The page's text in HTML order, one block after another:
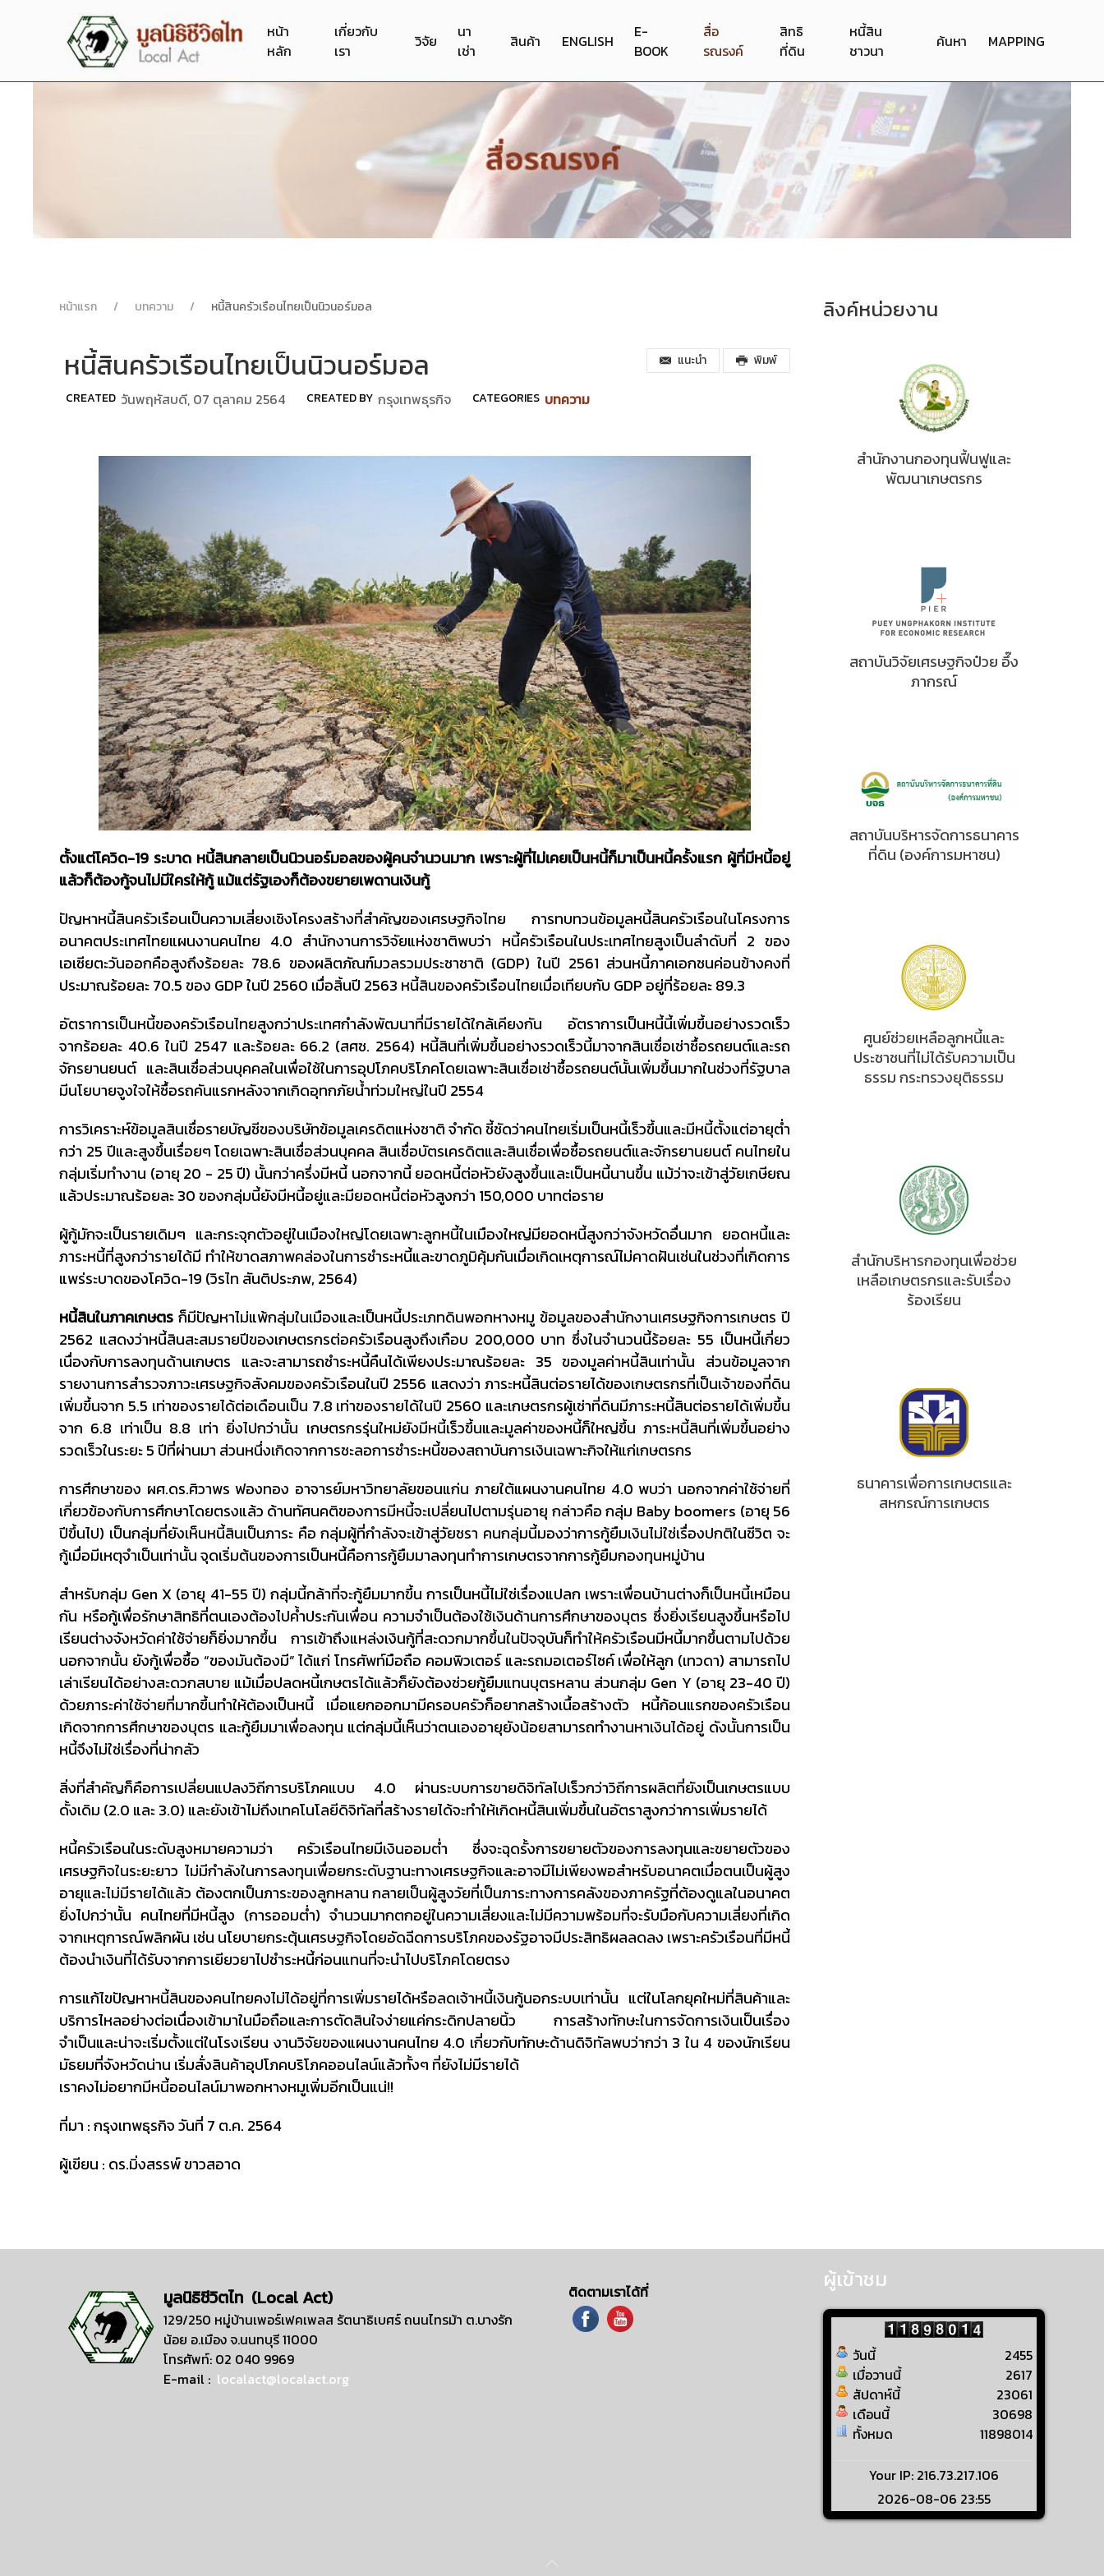
หน้า
หลัก
เกี่ยวกับ
เรา
วิจัย
นา
เช่า
สินค้า ENGLISH
E-
BOOK
สื่อ
รณรงค์
สิทธิ
ที่ดิน
หนี้สิน
ชาวนา
ค้นหา MAPPING
หน้าแรก บทความ หนี้สินครัวเรือนไทยเป็นนิวนอร์มอล
แนะนำ พิมพ์
หนี้สินครัวเรือนไทยเป็นนิวนอร์มอล
CREATED วันพฤหัสบดี, 07 ตุลาคม 2564 CREATED BY กรุงเทพธุรกิจ CATEGORIES บทความ
ตั้งแต่โควิด-19 ระบาด หนี้สินกลายเป็นนิวนอร์มอลของผู้คนจำนวนมาก เพราะผู้ที่ไม่เคยเป็นหนี้ก็มาเป็นหนี้ครั้งแรก ผู้ที่มีหนี้อยู่
แล้วก็ต้องกู้จนไม่มีใครให้กู้ แม้แต่รัฐเองก็ต้องขยายเพดานเงินกู้
ปัญหาหนี้สินครัวเรือนเป็นความเสี่ยงเชิงโครงสร้างที่สำคัญของเศรษฐกิจไทย การทบทวนข้อมูลหนี้สินครัวเรือนในโครงการ
อนาคตประเทศไทยแผนงานคนไทย 4.0 สำนักงานการวิจัยแห่งชาติพบว่า หนี้ครัวเรือนในประเทศไทยสูงเป็นลำดับที่ 2 ของ
เอเซียตะวันออกคือสูงถึงร้อยละ 78.6 ของผลิตภัณฑ์มวลรวมประชาชาติ (GDP) ในปี 2561 ส่วนหนี้ภาคเอกชนค่อนข้างคงที่
ประมาณร้อยละ 70.5 ของ GDP ในปี 2560 เมื่อสิ้นปี 2563 หนี้สินของครัวเรือนไทยเมื่อเทียบกับ GDP อยู่ที่ร้อยละ 89.3
อัตราการเป็นหนี้ของครัวเรือนไทยสูงกว่าประเทศกำลังพัฒนาที่มีรายได้ใกล้เคียงกัน อัตราการเป็นหนี้นี้เพิ่มขึ้นอย่างรวดเร็ว
จากร้อยละ 40.6 ในปี 2547 และร้อยละ 66.2 (สศช. 2564) หนี้สินที่เพิ่มขึ้นอย่างรวดเร็วนี้มาจากสินเชื่อเช่าซื้อรถยนต์และรถ
จักรยานยนต์ และสินเชื่อส่วนบุคคลในเพื่อใช้ในการอุปโภคบริโภคโดยเฉพาะสินเชื่อเช่าซื้อรถยนต์นั้นเพิ่มขึ้นมากในช่วงที่รัฐบาล
มีนโยบายจูงใจให้ซื้อรถคันแรกหลังจากเกิดอุทกภัยน้ำท่วมใหญ่ในปี 2554
การวิเคราะห์ข้อมูลสินเชื่อรายบัญชีของบริษัทข้อมูลเครดิตแห่งชาติ จำกัด ชี้ชัดว่าคนไทยเริ่มเป็นหนี้เร็วขึ้นและมีหนี้ตั้งแต่อายุต่ำ
กว่า 25 ปีและสูงขึ้นเรื่อยๆ โดยเฉพาะสินเชื่อส่วนบุคคล สินเชื่อบัตรเครดิตและสินเชื่อเพื่อซื้อรถยนต์และจักรยานยนต์ คนไทยใน
กลุ่มเริ่มทำงาน (อายุ 20 - 25 ปี) นั้นกว่าครึ่งมีหนี้ นอกจากนี้ ยอดหนี้ต่อหัวยังสูงขึ้นและเป็นหนี้นานขึ้น แม้ว่าจะเข้าสู่วัยเกษียณ
แล้วประมาณร้อยละ 30 ของกลุ่มนี้ยังมีหนี้อยู่และมียอดหนี้ต่อหัวสูงกว่า 150,000 บาทต่อราย
ผู้กู้มักจะเป็นรายเดิมๆ และกระจุกตัวอยู่ในเมืองใหญ่โดยเฉพาะลูกหนี้ในเมืองใหญ่มียอดหนี้สูงกว่าจังหวัดอื่นมาก ยอดหนี้และ
ภาระหนี้ที่สูงกว่ารายได้มี ทำให้ขาดสภาพคล่องในการชำระหนี้และขาดภูมิคุ้มกันเมื่อเกิดเหตุการณ์ไม่คาดฝันเช่นในช่วงที่เกิดการ
แพร่ระบาดของโควิด-19 (วิรไท สันติประภพ, 2564)
หนี้สินในภาคเกษตร ก็มีปัญหาไม่แพ้กลุ่มในเมืองและเป็นหนี้ประเภทดินพอกหางหมู ข้อมูลของสำนักงานเศรษฐกิจการเกษตร ปี
2562 แสดงว่าหนี้สินสะสมรายปีของเกษตรกรต่อครัวเรือนสูงถึงเกือบ 200,000 บาท ซึ่งในจำนวนนี้ร้อยละ 55 เป็นหนี้เกี่ยว
เนื่องกับการลงทุนด้านเกษตร และจะสามารถชำระหนี้คืนได้เพียงประมาณร้อยละ 35 ของมูลค่าหนี้สินเท่านั้น ส่วนข้อมูลจาก
รายงานการสำรวจภาวะเศรษฐกิจสังคมของครัวเรือนในปี 2556 แสดงว่า ภาระหนี้สินต่อรายได้ของเกษตรกรที่เป็นเจ้าของที่ดิน
เพิ่มขึ้นจาก 5.5 เท่าของรายได้ต่อเดือนเป็น 7.8 เท่าของรายได้ในปี 2560 และเกษตรกรผู้เช่าที่ดินมีภาระหนี้สินต่อรายได้เพิ่มขึ้น
จาก 6.8 เท่าเป็น 8.8 เท่า ยิ่งไปกว่านั้น เกษตรกรรุ่นใหม่ยังมีหนี้เร็วขึ้นและมูลค่าของหนี้ก็ใหญ่ขึ้น ภาระหนี้สินที่เพิ่มขึ้นอย่าง
รวดเร็วในระยะ 5 ปีที่ผ่านมา ส่วนหนึ่งเกิดจากการชะลอการชำระหนี้ของสถาบันการเงินเฉพาะกิจให้แก่เกษตรกร
การศึกษาของ ผศ.ดร.ศิวาพร ฟองทอง อาจารย์มหาวิทยาลัยขอนแก่น ภายใต้แผนงานคนไทย 4.0 พบว่า นอกจากค่าใช้จ่ายที่
เกี่ยวข้องกับการศึกษาโดยตรงแล้ว ด้านทัศนคติของการมีหนี้จะเปลี่ยนไปตามรุ่นอายุ กล่าวคือ กลุ่ม Baby boomers (อายุ 56
ปีขึ้นไป) เป็นกลุ่มที่ยังเห็นหนี้สินเป็นภาระ คือ กลุ่มผู้ที่กำลังจะเข้าสู่วัยชรา คนกลุ่มนี้มองว่าการกู้ยืมเงินไม่ใช่เรื่องปกติในชีวิต จะ
กู้เมื่อมีเหตุจำเป็นเท่านั้น จุดเริ่มต้นของการเป็นหนี้คือการกู้ยืมมาลงทุนทำการเกษตรจากการกู้ยืมกองทุนหมู่บ้าน
สำหรับกลุ่ม Gen X (อายุ 41-55 ปี) กลุ่มนี้กล้าที่จะกู้ยืมมากขึ้น การเป็นหนี้ไม่ใช่เรื่องแปลก เพราะเพื่อนบ้านต่างก็เป็นหนี้เหมือน
กัน หรือกู้เพื่อรักษาสิทธิที่ตนเองต้องไปค้ำประกันเพื่อน ความจำเป็นต้องใช้เงินด้านการศึกษาของบุตร ซึ่งยิ่งเรียนสูงขึ้นหรือไป
เรียนต่างจังหวัดค่าใช้จ่ายก็ยิ่งมากขึ้น การเข้าถึงแหล่งเงินกู้ที่สะดวกมากขึ้นในปัจจุบันก็ทำให้ครัวเรือนมีหนี้มากขึ้นตามไปด้วย
นอกจากนั้น ยังกู้เพื่อซื้อ “ของมันต้องมี” ได้แก่ โทรศัพท์มือถือ คอมพิวเตอร์ และรถมอเตอร์ไซค์ เพื่อให้ลูก (เทวดา) สามารถไป
เล่าเรียนได้อย่างสะดวกสบาย แม้เมื่อปลดหนี้เกษตรได้แล้วก็ยังต้องช่วยกู้ยืมแทนบุตรหลาน ส่วนกลุ่ม Gen Y (อายุ 23-40 ปี)
ด้วยภาระค่าใช้จ่ายที่มากขึ้นทำให้ต้องเป็นหนี้ เมื่อแยกออกมามีครอบครัวก็อยากสร้างเนื้อสร้างตัว หนี้ก้อนแรกของครัวเรือน
เกิดจากการศึกษาของบุตร และกู้ยืมมาเพื่อลงทุน แต่กลุ่มนี้เห็นว่าตนเองอายุยังน้อยสามารถทำงานหาเงินได้อยู่ ดังนั้นการเป็น
หนี้จึงไม่ใช่เรื่องที่น่ากลัว
สิ่งที่สำคัญก็คือการเปลี่ยนแปลงวิถีการบริโภคแบบ 4.0 ผ่านระบบการขายดิจิทัลไปเร็วกว่าวิถีการผลิตที่ยังเป็นเกษตรแบบ
ดั้งเดิม (2.0 และ 3.0) และยังเข้าไม่ถึงเทคโนโลยีดิจิทัลที่สร้างรายได้จะทำให้เกิดหนี้สินเพิ่มขึ้นในอัตราสูงกว่าการเพิ่มรายได้
หนี้ครัวเรือนในระดับสูงหมายความว่า ครัวเรือนไทยมีเงินออมต่ำ ซึ่งจะฉุดรั้งการขยายตัวของการลงทุนและขยายตัวของ
เศรษฐกิจในระยะยาว ไม่มีกำลังในการลงทุนเพื่อยกระดับฐานะทางเศรษฐกิจและอาจมีไม่เพียงพอสำหรับอนาคตเมื่อตนเป็นผู้สูง
อายุและไม่มีรายได้แล้ว ต้องตกเป็นภาระของลูกหลาน กลายเป็นผู้สูงวัยที่เป็นภาระทางการคลังของภาครัฐที่ต้องดูแลในอนาคต
ยิ่งไปกว่านั้น คนไทยที่มีหนี้สูง (การออมต่ำ) จำนวนมากตกอยู่ในความเสี่ยงและไม่มีความพร้อมที่จะรับมือกับความเสี่ยงที่เกิด
จากเหตุการณ์พลิกผัน เช่น นโยบายกระตุ้นเศรษฐกิจโดยอัดฉีดการบริโภคของรัฐอาจมีประสิทธิผลลดลง เพราะครัวเรือนที่มีหนี้
ต้องนำเงินที่ได้รับจากการเยียวยาไปชำระหนี้ก่อนแทนที่จะนำไปบริโภคโดยตรง
การแก้ไขปัญหาหนี้สินของคนไทยคงไม่ได้อยู่ที่การเพิ่มรายได้หรือลดเจ้าหนี้เงินกู้นอกระบบเท่านั้น แต่ในโลกยุคใหม่ที่สินค้าและ
บริการไหลอย่างต่อเนื่องเข้ามาในมือถือและการตัดสินใจง่ายแค่กระดิกปลายนิ้ว การสร้างทักษะในการจัดการเงินเป็นเรื่อง
จำเป็นและน่าจะเริ่มตั้งแต่ในโรงเรียน งานวิจัยของแผนงานคนไทย 4.0 เกี่ยวกับทักษะด้านดิจิทัลพบว่ากว่า 3 ใน 4 ของนักเรียน
มัธยมที่จังหวัดน่าน เริ่มสั่งสินค้าอุปโภคบริโภคออนไลน์แล้วทั้งๆ ที่ยังไม่มีรายได้
เราคงไม่อยากมีหนี้ออนไลน์มาพอกหางหมูเพิ่มอีกเป็นแน่!!
ที่มา : กรุงเทพธุรกิจ วันที่ 7 ต.ค. 2564
ผู้เขียน : ดร.มิ่งสรรพ์ ขาวสอาด
ลิงค์หน่วยงาน
สำนักงานกองทุนฟื้นฟูและ
พัฒนาเกษตรกร
สถาบันวิจัยเศรษฐกิจป๋วย อึ๊ง
ภากรณ์
สถาบันบริหารจัดการธนาคาร
ที่ดิน (องค์การมหาชน)
ศูนย์ช่วยเหลือลูกหนี้และ
ประชาชนที่ไม่ได้รับความเป็น
ธรรม กระทรวงยุติธรรม
สำนักบริหารกองทุนเพื่อช่วย
เหลือเกษตรกรและรับเรื่อง
ร้องเรียน
ธนาคารเพื่อการเกษตรและ
สหกรณ์การเกษตร
มูลนิธิชีวิตไท (Local Act)
129/250 หมู่บ้านเพอร์เฟคเพลส รัตนาธิเบศร์ ถนนไทรม้า ต.บางรัก
น้อย อ.เมือง จ.นนทบุรี 11000
โทรศัพท์: 02 040 9969
E-mail : localact@localact.org
ติดตามเราได้ที่ ผู้เข้าชม
วันนี้
เมื่อวานนี้
สัปดาห์นี้
เดือนนี้
ทั้งหมด
2455
2617
23061
30698
11898014
Your IP: 216.73.217.106
2026-08-06 23:55
Visitors Counter